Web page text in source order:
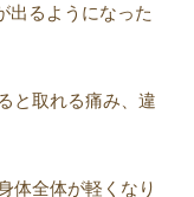
出るようになった
と取れる痛み、違
体全体が軽くなり